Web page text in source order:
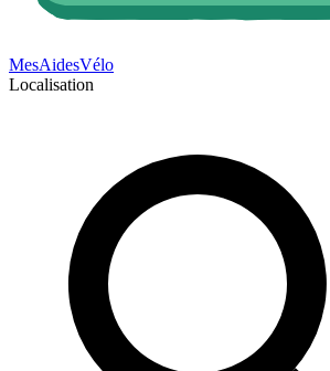
MesAidesVélo
Localisation